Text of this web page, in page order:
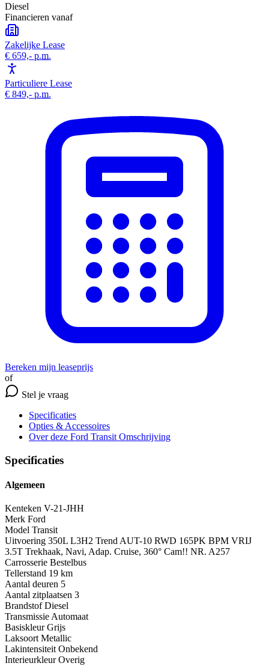
Diesel
Financieren vanaf
Zakelijke Lease
€ 659,- p.m.
Particuliere Lease
€ 849,- p.m.
Bereken mijn leaseprijs
of
Stel je vraag
Specificaties
Opties & Accessoires
Over deze Ford Transit Omschrijving
Specificaties
Algemeen
Kenteken V-21-JHH
Merk Ford
Model Transit
Uitvoering 350L L3H2 Trend AUT-10 RWD 165PK BPM VRIJ
3.5T Trekhaak, Navi, Adap. Cruise, 360° Cam!! NR. A257
Carrosserie Bestelbus
Tellerstand 19 km
Aantal deuren 5
Aantal zitplaatsen 3
Brandstof Diesel
Transmissie Automaat
Basiskleur Grijs
Laksoort Metallic
Lakintensiteit Onbekend
Interieurkleur Overig